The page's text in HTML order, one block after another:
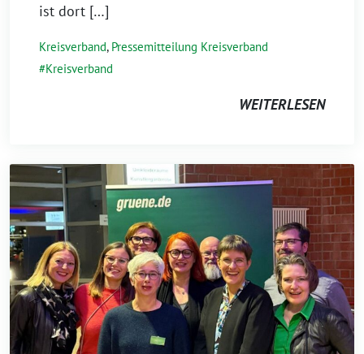
ist dort […]
Kreisverband, Pressemitteilung Kreisverband
Kreisverband
WEITERLESEN